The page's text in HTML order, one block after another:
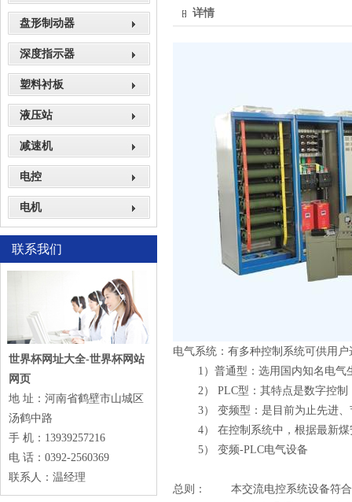
盘形制动器
深度指示器
塑料衬板
液压站
减速机
电控
电机
联系我们
世界杯网址大全-世界杯网站
网页
地 址：河南省鹤壁市山城区
汤鹤中路
手 机：13939257216
电 话：0392-2560369
联系人：温经理
详情
电气系统：有多种控制系统可供用户
1）普通型：选用国内知名电气生
2） PLC型：其特点是数字控制
3） 变频型：是目前为止先进、
4） 在控制系统中，根据最新煤
5） 变频-PLC电气设备
总则： 本交流电控系统设备符合